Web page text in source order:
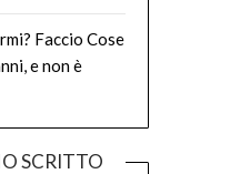
Faccio Cose
e non è
SCRITTO